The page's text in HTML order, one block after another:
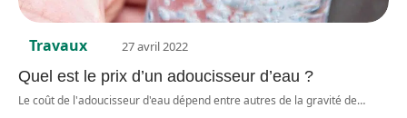
Travaux 27 avril 2022
Quel est le prix d’un adoucisseur d’eau ?
Le coût de l'adoucisseur d'eau dépend entre autres de la gravité de…